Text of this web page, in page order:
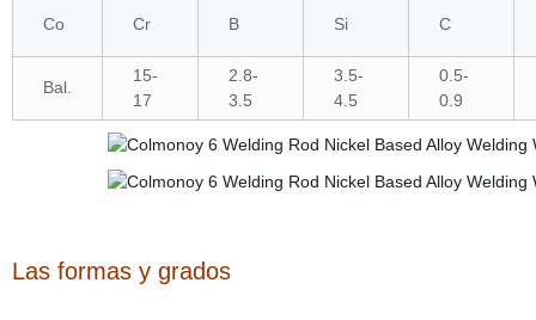
Co Cr B Si C
Bal.
15-
17
2.8-
3.5
3.5-
4.5
0.5-
0.9
Las formas y grados